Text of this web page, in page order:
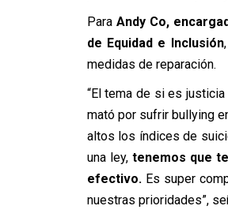
Para Andy Co,
de Equidad e Inclusión
medidas de reparación.
“El tema de si es
mató por sufrir bullying
altos los índices de
una ley, tenemos que
efectivo.Es super
nuestras prioridades”,